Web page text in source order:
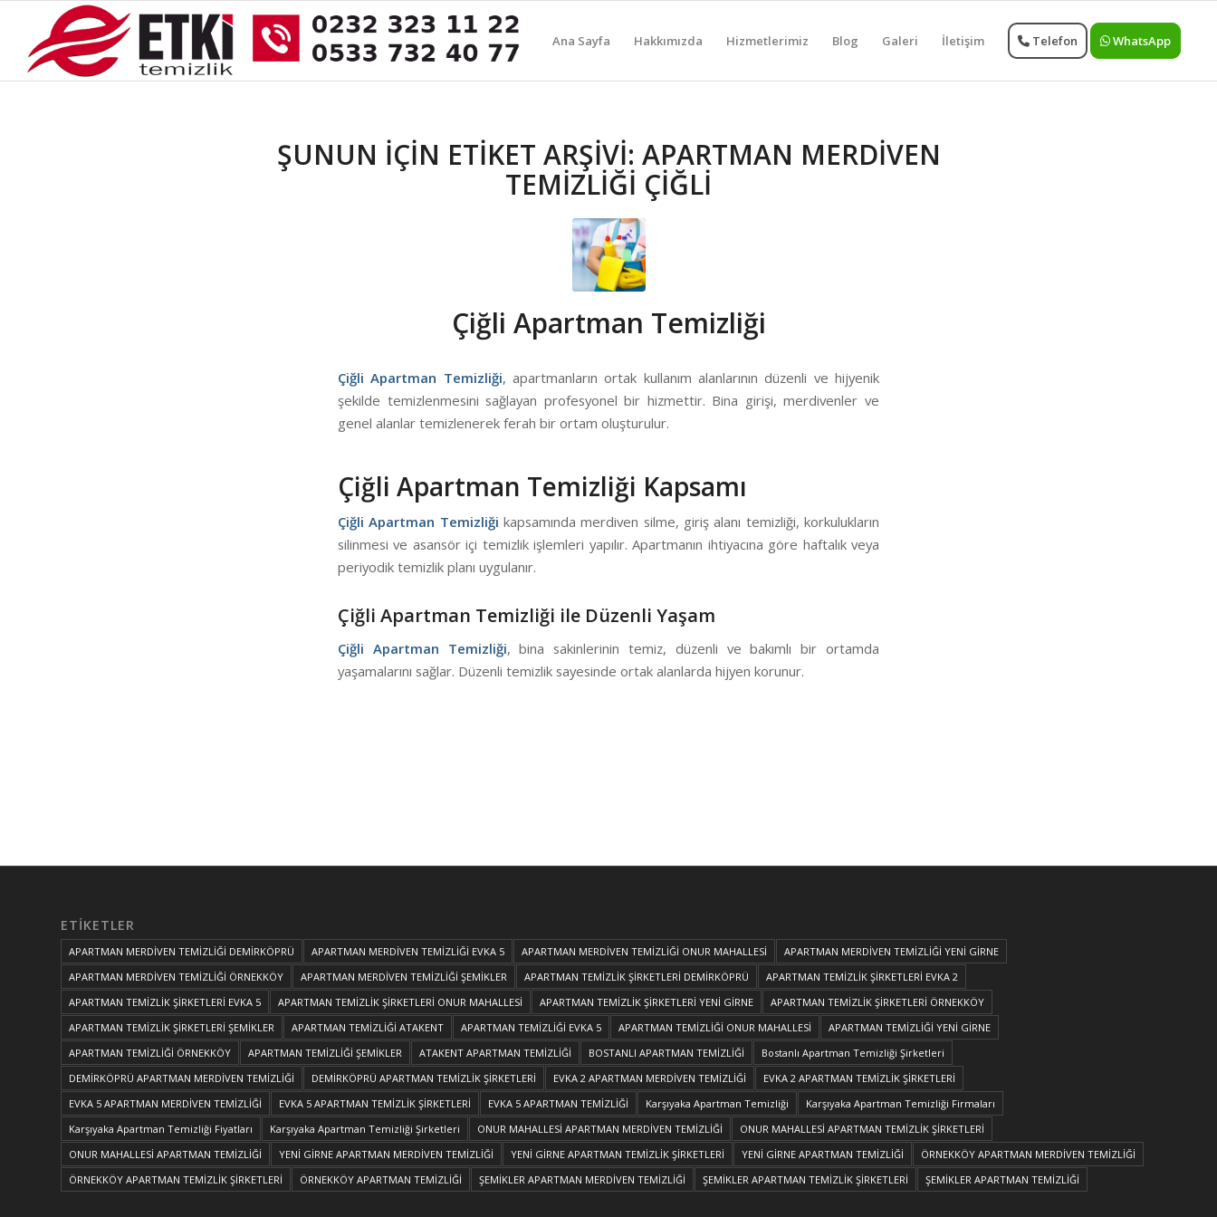
Ana Sayfa Hakkımızda Hizmetlerimiz Blog Galeri İletişim Telefon WhatsApp
ŞUNUN IÇIN ETIKET ARŞIVI: APARTMAN MERDİVEN
TEMİZLİĞİ ÇİĞLİ
Çiğli Apartman Temizliği
Çiğli Apartman Temizliği, apartmanların ortak kullanım alanlarının düzenli ve hijyenik
şekilde temizlenmesini sağlayan profesyonel bir hizmettir. Bina girişi, merdivenler ve
genel alanlar temizlenerek ferah bir ortam oluşturulur.
Çiğli Apartman Temizliği Kapsamı
Çiğli Apartman Temizliği kapsamında merdiven silme, giriş alanı temizliği, korkulukların
silinmesi ve asansör içi temizlik işlemleri yapılır. Apartmanın ihtiyacına göre haftalık veya
periyodik temizlik planı uygulanır.
Çiğli Apartman Temizliği ile Düzenli Yaşam
Çiğli Apartman Temizliği, bina sakinlerinin temiz, düzenli ve bakımlı bir ortamda
yaşamalarını sağlar. Düzenli temizlik sayesinde ortak alanlarda hijyen korunur.
ETIKETLER
APARTMAN MERDİVEN TEMİZLİĞİ DEMİRKÖPRÜ APARTMAN MERDİVEN TEMİZLİĞİ EVKA 5 APARTMAN MERDİVEN TEMİZLİĞİ ONUR MAHALLESİ
APARTMAN MERDİVEN TEMİZLİĞİ YENİ GİRNE
APARTMAN MERDİVEN TEMİZLİĞİ ÖRNEKKÖY
APARTMAN MERDİVEN TEMİZLİĞİ ŞEMİKLER APARTMAN TEMİZLİK ŞİRKETLERİ DEMİRKÖPRÜ
APARTMAN TEMİZLİK ŞİRKETLERİ EVKA 2
APARTMAN TEMİZLİK ŞİRKETLERİ EVKA 5
APARTMAN TEMİZLİK ŞİRKETLERİ ONUR MAHALLESİ APARTMAN TEMİZLİK ŞİRKETLERİ YENİ GİRNE
APARTMAN TEMİZLİK ŞİRKETLERİ ÖRNEKKÖY
APARTMAN TEMİZLİK ŞİRKETLERİ ŞEMİKLER
APARTMAN TEMİZLİĞİ ATAKENT APARTMAN TEMİZLİĞİ EVKA 5 APARTMAN TEMİZLİĞİ ONUR MAHALLESİ
APARTMAN TEMİZLİĞİ YENİ GİRNE
APARTMAN TEMİZLİĞİ ÖRNEKKÖY
APARTMAN TEMİZLİĞİ ŞEMİKLER ATAKENT APARTMAN TEMİZLİĞİ BOSTANLI APARTMAN TEMİZLİĞİ
Bostanlı Apartman Temizliği Şirketleri
DEMİRKÖPRÜ APARTMAN MERDİVEN TEMİZLİĞİ
DEMİRKÖPRÜ APARTMAN TEMİZLİK ŞİRKETLERİ EVKA 2 APARTMAN MERDİVEN TEMİZLİĞİ
EVKA 2 APARTMAN TEMİZLİK ŞİRKETLERİ
EVKA 5 APARTMAN MERDİVEN TEMİZLİĞİ
EVKA 5 APARTMAN TEMİZLİK ŞİRKETLERİ EVKA 5 APARTMAN TEMİZLİĞİ Karşıyaka Apartman Temizliği
Karşıyaka Apartman Temizliği Firmaları
Karşıyaka Apartman Temizliği Fiyatları
Karşıyaka Apartman Temizliği Şirketleri ONUR MAHALLESİ APARTMAN MERDİVEN TEMİZLİĞİ
ONUR MAHALLESİ APARTMAN TEMİZLİK ŞİRKETLERİ
ONUR MAHALLESİ APARTMAN TEMİZLİĞİ
YENİ GİRNE APARTMAN MERDİVEN TEMİZLİĞİ YENİ GİRNE APARTMAN TEMİZLİK ŞİRKETLERİ YENİ GİRNE APARTMAN TEMİZLİĞİ
ÖRNEKKÖY APARTMAN MERDİVEN TEMİZLİĞİ
ÖRNEKKÖY APARTMAN TEMİZLİK ŞİRKETLERİ
ÖRNEKKÖY APARTMAN TEMİZLİĞİ ŞEMİKLER APARTMAN MERDİVEN TEMİZLİĞİ ŞEMİKLER APARTMAN TEMİZLİK ŞİRKETLERİ ŞEMİKLER APARTMAN TEMİZLİĞİ